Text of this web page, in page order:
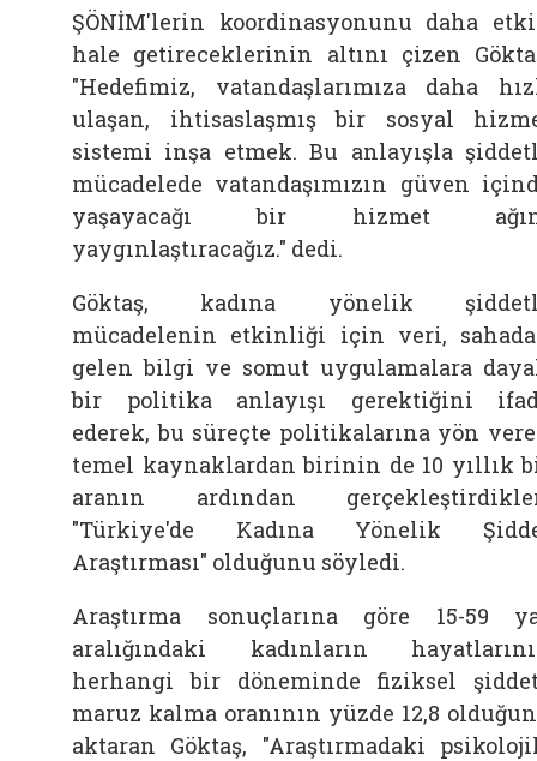
ŞÖNİM'lerin koordinasyonunu daha
hale getireceklerinin altını çizen
"Hedefimiz, vatandaşlarımıza daha
ulaşan, ihtisaslaşmış bir sosyal
sistemi inşa etmek. Bu anlayışla
mücadelede vatandaşımızın güven
yaşayacağı bir hizmet
yaygınlaştıracağız." dedi.
Göktaş, kadına yönelik
mücadelenin etkinliği için veri,
gelen bilgi ve somut uygulamalara
bir politika anlayışı gerektiğini
ederek, bu süreçte politikalarına yön
temel kaynaklardan birinin de 10 yıllık
aranın ardından
"Türkiye'de Kadına Yönelik
Araştırması" olduğunu söyledi.
Araştırma sonuçlarına göre 15-59
aralığındaki kadınların
herhangi bir döneminde fiziksel
maruz kalma oranının yüzde 12,8
aktaran Göktaş, "Araştırmadaki